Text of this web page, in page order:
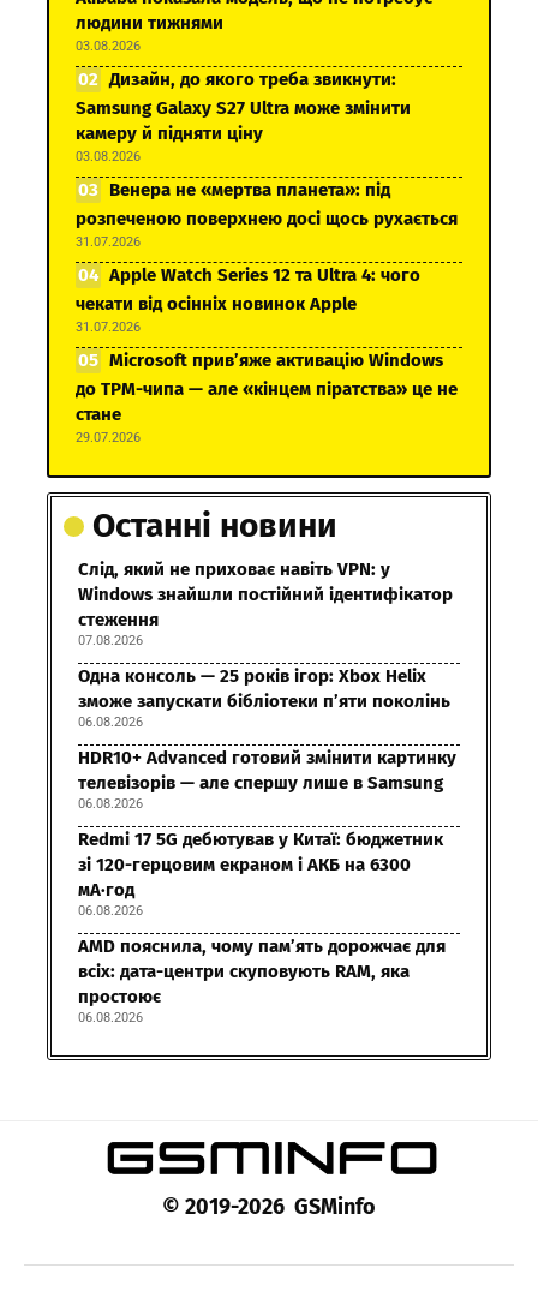
людини тижнями
03.08.2026
Дизайн, до якого треба звикнути:
Samsung Galaxy S27 Ultra може змінити
камеру й підняти ціну
03.08.2026
Венера не «мертва планета»: під
розпеченою поверхнею досі щось рухається
31.07.2026
Apple Watch Series 12 та Ultra 4: чого
чекати від осінніх новинок Apple
31.07.2026
Microsoft прив’яже активацію Windows
до TPM-чипа — але «кінцем піратства» це не
стане
29.07.2026
Останні новини
Слід, який не приховає навіть VPN: у
Windows знайшли постійний ідентифікатор
стеження
07.08.2026
Одна консоль — 25 років ігор: Xbox Helix
зможе запускати бібліотеки п’яти поколінь
06.08.2026
HDR10+ Advanced готовий змінити картинку
телевізорів — але спершу лише в Samsung
06.08.2026
Redmi 17 5G дебютував у Китаї: бюджетник
зі 120-герцовим екраном і АКБ на 6300
мА·год
06.08.2026
AMD пояснила, чому пам’ять дорожчає для
всіх: дата-центри скуповують RAM, яка
простоює
06.08.2026
© 2019-2026 GSMinfo